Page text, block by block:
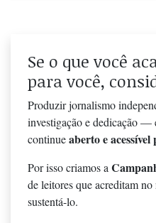
Se o que você
para você,
Produzir jornalismo
investigação e dedicação —
continueaberto e
Por isso criamos a
de leitores que acreditam
sustentá-lo.